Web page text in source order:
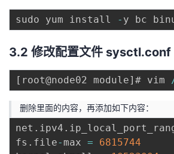
sudo yum install - y bc
3.2 修改配置文件 sysctl.conf
[ root@node02 module] # vim
删除里面的内容，再添加如下内容：
net . ipv4 .
fs . file- max =
6815744